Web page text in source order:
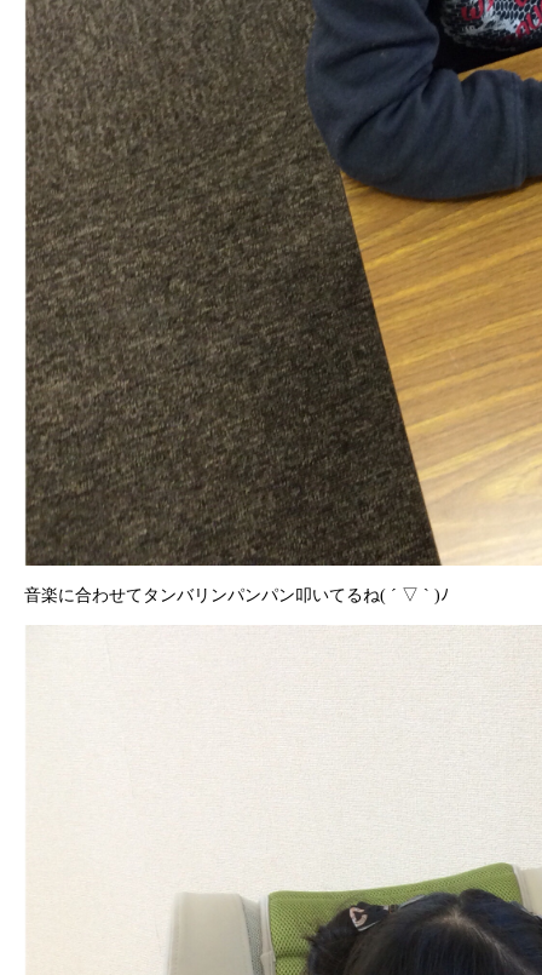
音楽に合わせてタンバリンパンパン叩いてるね( ´ ▽ ` )ﾉ